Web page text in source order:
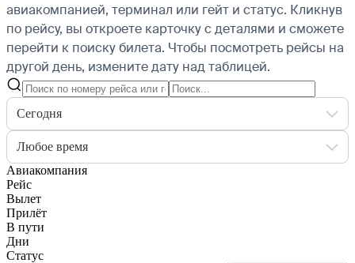
авиакомпанией, терминал или гейт и статус. Кликнув
по рейсу, вы откроете карточку с деталями и сможете
перейти к поиску билета. Чтобы посмотреть рейсы на
другой день, измените дату над таблицей.
Сегодня
Любое время
Авиакомпания
Рейс
Вылет
Прилёт
В пути
Дни
Статус